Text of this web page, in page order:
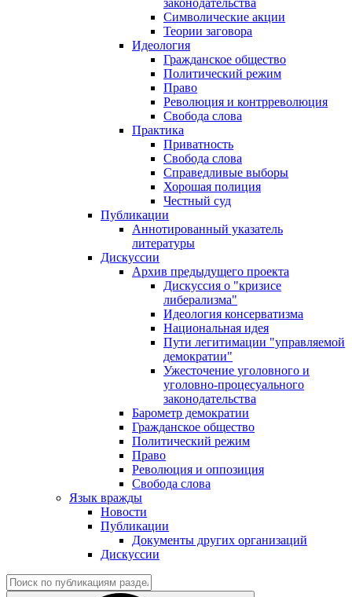
законодательства
Символические акции
Теории заговора
Идеология
Гражданское общество
Политический режим
Право
Революция и контрреволюция
Свобода слова
Практика
Приватность
Свобода слова
Справедливые выборы
Хорошая полиция
Честный суд
Публикации
Аннотированный указатель
литературы
Дискуссии
Архив предыдущего проекта
Дискуссия о "кризисе
либерализма"
Идеология консерватизма
Национальная идея
Пути легитимации "управляемой
демократии"
Ужесточение уголовного и
уголовно-процесуального
законодательства
Барометр демократии
Гражданское общество
Политический режим
Право
Революция и оппозиция
Свобода слова
Язык вражды
Новости
Публикации
Документы других организаций
Дискуссии